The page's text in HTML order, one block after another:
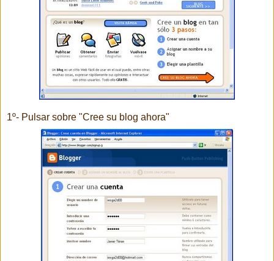
1º- Pulsar sobre "Cree su blog ahora"